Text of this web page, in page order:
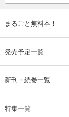
まるごと無料本！
発売予定一覧
新刊・続巻一覧
特集一覧